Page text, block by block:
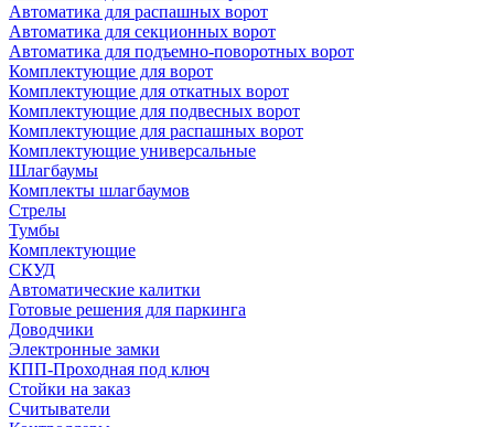
Автоматика для распашных ворот
Автоматика для секционных ворот
Автоматика для подъемно-поворотных ворот
Комплектующие для ворот
Комплектующие для откатных ворот
Комплектующие для подвесных ворот
Комплектующие для распашных ворот
Комплектующие универсальные
Шлагбаумы
Комплекты шлагбаумов
Стрелы
Тумбы
Комплектующие
СКУД
Автоматические калитки
Готовые решения для паркинга
Доводчики
Электронные замки
КПП-Проходная под ключ
Стойки на заказ
Считыватели